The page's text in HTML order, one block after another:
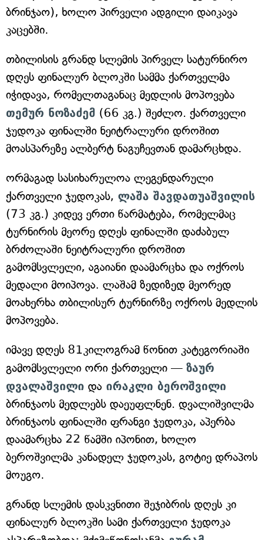
ბრინჯაო), ხოლო პირველი ადგილი დაიკავა
კაცებში.
თბილისის გრანდ სლემის პირველ სატურნირო
დღეს ფინალურ ბლოკში სამმა ქართველმა
იჭიდავა, რომელთაგანაც მედლის მოპოვება
თემურ ნოზაძემ (66 კგ.) შეძლო. ქართველი
ჯუდოკა ფინალში ნეიტრალური დროშით
მოასპარეზე ალბერტ ნაგუჩევთან დამარცხდა.
ორმაგად სასიხარულოა ლეგენდარული
ქართველი ჯუდოკას, ლაშა შავდათუაშვილის
(73 კგ.) კიდევ ერთი წარმატება, რომელმაც
ტურნირის მეორე დღეს ფინალში დაძაბულ
ბრძოლაში ნეიტრალური დროშით
გამომსვლელი, აგაიანი დაამარცხა და ოქროს
მედალი მოიპოვა. ლაშამ ზედიზედ მეორედ
მოახერხა თბილისურ ტურნირზე ოქროს მედლის
მოპოვება.
იმავე დღეს 81კილოგრამ წონით კატეგორიაში
გამომსვლელი ორი ქართველი — ზაურ
დვალაშვილი და ირაკლი ბეროშვილი
ბრინჯაოს მედლებს დაეუფლნენ. დვალიშვილმა
ბრინჯაოს ფინალში ფრანგი ჯუდოკა, აპერბა
დაამარცხა 22 წამში იპონით, ხოლო
ბეროშვილმა კანადელ ჯუდოკას, გოტიე დრაპოს
მოუგო.
გრანდ სლემის დასკვნითი შეჯიბრის დღეს კი
ფინალურ ბლოკში სამი ქართველი ჯუდოკა